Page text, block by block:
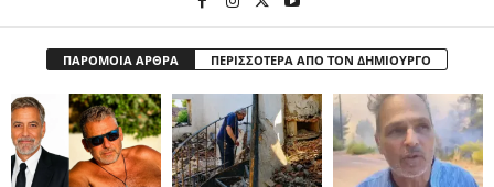
ΠΑΡΟΜΟΙΑ ΑΡΘΡΑ ΠΕΡΙΣΣΟΤΕΡΑ ΑΠΟ ΤΟΝ ΔΗΜΙΟΥΡΓΟ